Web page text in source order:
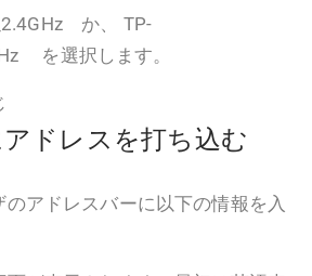
か、 TP-
を選択します。
ドレスを打ち込む
アドレスバーに以下の情報を入